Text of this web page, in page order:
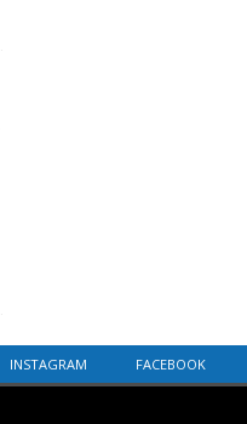
INSTAGRAM FACEBOOK